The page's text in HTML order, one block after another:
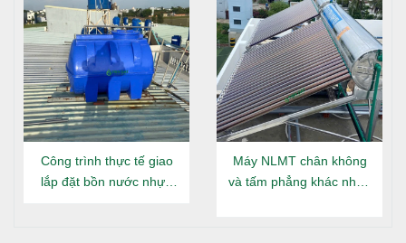
Công trình thực tế giao
lắp đặt bồn nước nhựa
Máy NLMT chân không
và tấm phẳng khác nhau